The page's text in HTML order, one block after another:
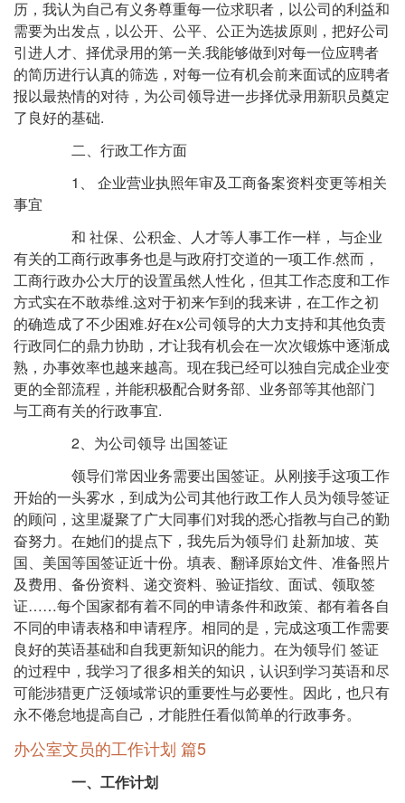
历，我认为自己有义务尊重每一位求职者，以公司的利益和
需要为出发点，以公开、公平、公正为选拔原则，把好公司
引进人才、择优录用的第一关.我能够做到对每一位应聘者
的简历进行认真的筛选，对每一位有机会前来面试的应聘者
报以最热情的对待，为公司领导进一步择优录用新职员奠定
了良好的基础.
二、行政工作方面
1、 企业营业执照年审及工商备案资料变更等相关
事宜
和 社保、公积金、人才等人事工作一样， 与企业
有关的工商行政事务也是与政府打交道的一项工作.然而，
工商行政办公大厅的设置虽然人性化，但其工作态度和工作
方式实在不敢恭维.这对于初来乍到的我来讲，在工作之初
的确造成了不少困难.好在x公司领导的大力支持和其他负责
行政同仁的鼎力协助，才让我有机会在一次次锻炼中逐渐成
熟，办事效率也越来越高。现在我已经可以独自完成企业变
更的全部流程，并能积极配合财务部、业务部等其他部门
与工商有关的行政事宜.
2、为公司领导 出国签证
领导们常因业务需要出国签证。从刚接手这项工作
开始的一头雾水，到成为公司其他行政工作人员为领导签证
的顾问，这里凝聚了广大同事们对我的悉心指教与自己的勤
奋努力。在她们的提点下，我先后为领导们 赴新加坡、英
国、美国等国签证近十份。填表、翻译原始文件、准备照片
及费用、备份资料、递交资料、验证指纹、面试、领取签
证……每个国家都有着不同的申请条件和政策、都有着各自
不同的申请表格和申请程序。相同的是，完成这项工作需要
良好的英语基础和自我更新知识的能力。在为领导们 签证
的过程中，我学习了很多相关的知识，认识到学习英语和尽
可能涉猎更广泛领域常识的重要性与必要性。因此，也只有
永不倦怠地提高自己，才能胜任看似简单的行政事务。
办公室文员的工作计划 篇5
一、工作计划